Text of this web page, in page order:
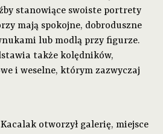
stanowiące swoiste portrety
mają spokojne, dobroduszne
lub modlą przy figurze.
także kolędników,
i weselne, którym zazwyczaj
otworzył galerię, miejsce